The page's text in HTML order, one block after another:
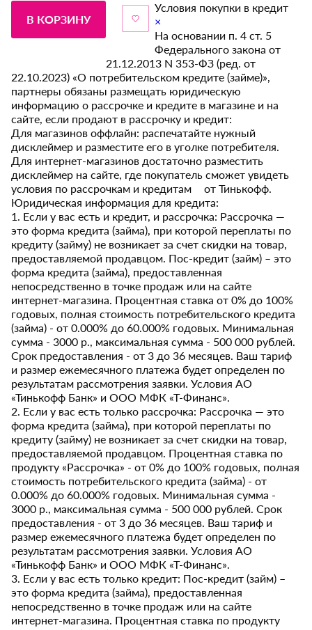
В КОРЗИНУ
Условия покупки в кредит
×
На основании п. 4 ст. 5
Федерального закона от
21.12.2013 N 353-ФЗ (ред. от
22.10.2023) «О потребительском кредите (займе)»,
партнеры обязаны размещать юридическую
информацию о рассрочке и кредите в магазине и на
сайте, если продают в рассрочку и кредит:
Для магазинов оффлайн: распечатайте нужный
дисклеймер и разместите его в уголке потребителя.
Для интернет-магазинов достаточно разместить
дисклеймер на сайте, где покупатель сможет увидеть
условия по рассрочкам и кредитам от Тинькофф.
Юридическая информация для кредита:
1. Если у вас есть и кредит, и рассрочка: Рассрочка —
это форма кредита (займа), при которой переплаты по
кредиту (займу) не возникает за счет скидки на товар,
предоставляемой продавцом. Пос-кредит (займ) – это
форма кредита (займа), предоставленная
непосредственно в точке продаж или на сайте
интернет-магазина. Процентная ставка от 0% до 100%
годовых, полная стоимость потребительского кредита
(займа) - от 0.000% до 60.000% годовых. Минимальная
сумма - 3000 р., максимальная сумма - 500 000 рублей.
Срок предоставления - от 3 до 36 месяцев. Ваш тариф
и размер ежемесячного платежа будет определен по
результатам рассмотрения заявки. Условия АО
«Тинькофф Банк» и ООО МФК «Т-Финанс».
2. Если у вас есть только рассрочка: Рассрочка — это
форма кредита (займа), при которой переплаты по
кредиту (займу) не возникает за счет скидки на товар,
предоставляемой продавцом. Процентная ставка по
продукту «Рассрочка» - от 0% до 100% годовых, полная
стоимость потребительского кредита (займа) - от
0.000% до 60.000% годовых. Минимальная сумма -
3000 р., максимальная сумма - 500 000 рублей. Срок
предоставления - от 3 до 36 месяцев. Ваш тариф и
размер ежемесячного платежа будет определен по
результатам рассмотрения заявки. Условия АО
«Тинькофф Банк» и ООО МФК «Т-Финанс».
3. Если у вас есть только кредит: Пос-кредит (займ) –
это форма кредита (займа), предоставленная
непосредственно в точке продаж или на сайте
интернет-магазина. Процентная ставка по продукту